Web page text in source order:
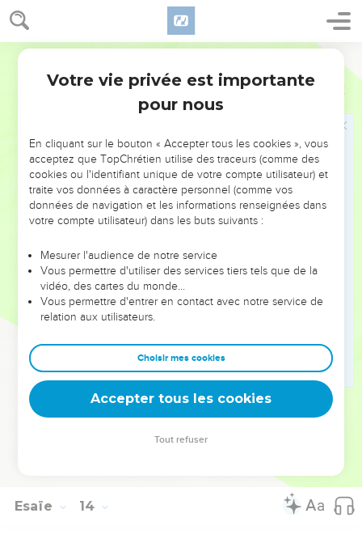
Esaïe 13
troupeau sans berger, *chacun se tournera vers son peuple,
chacun se réfugiera dans son pays.
Tous ceux que l'on trouvera seront transpercés et tous
ceux que l’on attrapera tomberont sous les coups de l'épée.
Leurs enfants seront écrasés sous leurs yeux, leurs
maisons seront pillées et leurs femmes seront violées.
Voici que je réveille contre eux les Mèdes. Ils ne
s’intéressent pas à l'argent et ne désirent pas l'or.
De leurs arcs ils abattront les jeunes garçons, ils n’auront
aucune compassion pour les nouveau-nés, leur regard sera
sans pitié pour les enfants.
des Babyloniens, connaîtra la catastrophe dont Dieu a frappé
Sodome et Gomorrhe.
Elle ne sera plus jamais habitée, elle ne sera plus jamais
peuplée. L'Arabe n'y dressera pas sa tente et les bergers n'y
feront pas dormir leurs troupeaux.
Ce sont les bêtes du désert qui y auront leur tanière. Les
hiboux envahiront ses maisons, les autruches s’y installeront
et les boucs viendront y faire leurs bonds.
Les hyènes hurleront dans ses palais et les chiens
Esaïe 14
Votre vie privée est importante
pour nous
En cliquant sur le bouton « Accepter tous les cookies », vous
acceptez que TopChrétien utilise des traceurs (comme des
cookies ou l'identifiant unique de votre compte utilisateur) et
traite vos données à caractère personnel (comme vos
données de navigation et les informations renseignées dans
votre compte utilisateur) dans les buts suivants :
Mesurer l'audience de notre service
Vous permettre d'utiliser des services tiers tels que de la
vidéo, des cartes du monde…
Vous permettre d'entrer en contact avec notre service de
relation aux utilisateurs.
Choisir mes cookies
Accepter tous les cookies
Tout refuser